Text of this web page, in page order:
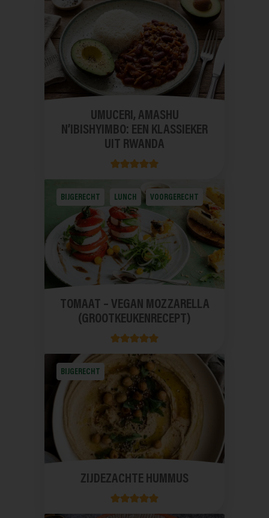
UMUCERI, AMASHU
N’IBISHYIMBO: EEN KLASSIEKER
UIT RWANDA
BIJGERECHT LUNCH VOORGERECHT
TOMAAT – VEGAN MOZZARELLA
(GROOTKEUKENRECEPT)
BIJGERECHT
ZIJDEZACHTE HUMMUS